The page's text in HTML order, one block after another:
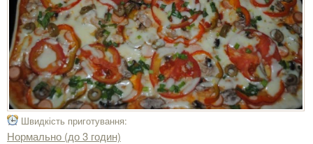
Швидкість приготування:
Нормально (до 3 годин)